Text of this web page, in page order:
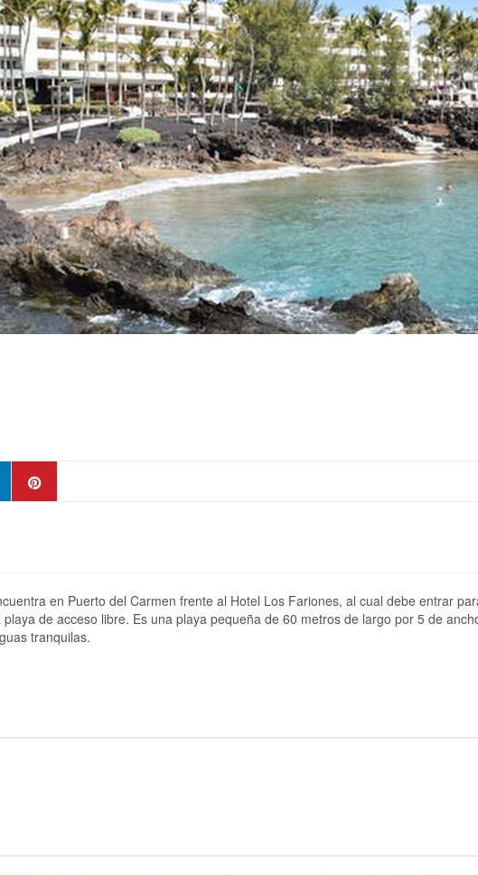
en Puerto del Carmen frente al Hotel Los Fariones, al cual debe entrar
de acceso libre. Es una playa pequeña de 60 metros de largo por 5 de
tranquilas.